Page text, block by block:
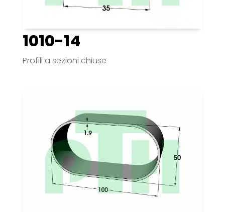
1010-14
Profili a sezioni chiuse